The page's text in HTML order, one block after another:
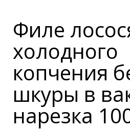
Филе
холодного
копчения
шкуры в
нарезка